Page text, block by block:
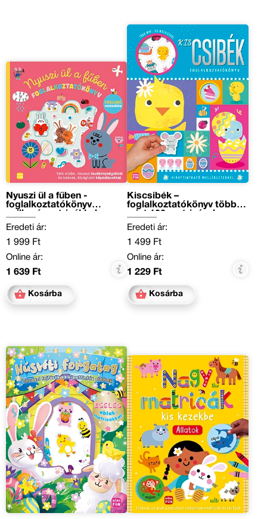
Nyuszi ül a fűben -
foglalkoztatókönyv
csillogó matricákkal
Eredeti ár:
1 999 Ft
Online ár:
1 639 Ft
Kosárba
Kiscsibék –
foglalkoztatókönyv több
mint 100 matricával
Eredeti ár:
1 499 Ft
Online ár:
1 229 Ft
Kosárba